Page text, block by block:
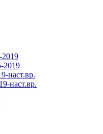
2019
2019
наст.вр.
наст.вр.